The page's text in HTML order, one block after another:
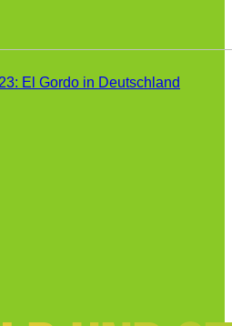
El Gordo in Deutschland